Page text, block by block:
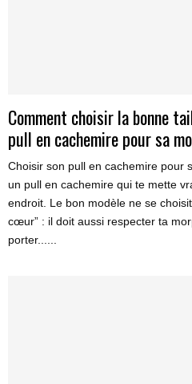
Comment choisir la bonne
pull en cachemire pour sa
Choisir son pull en cachemire pour
un pull en cachemire qui te mette
endroit. Le bon modèle ne se
cœur” : il doit aussi respecter ta
porter......